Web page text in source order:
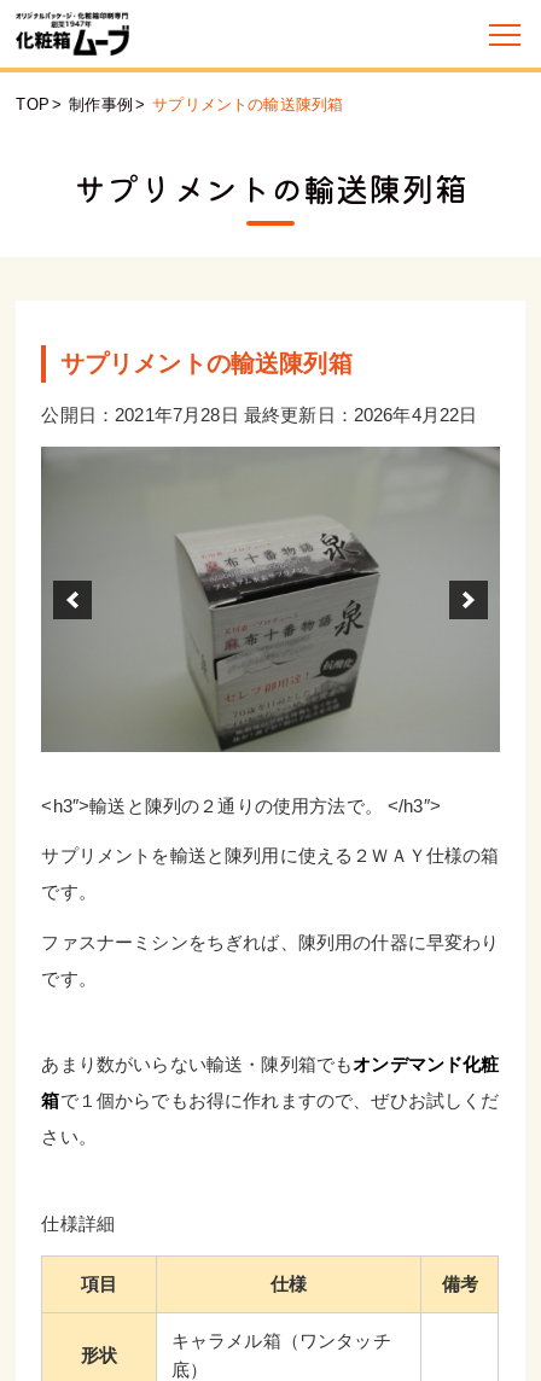
TOP > 制作事例 > サプリメントの輸送陳列箱
サプリメントの輸送陳列箱
サプリメントの輸送陳列箱
公開日：2021年7月28日 最終更新日：2026年4月22日
<h3″>輸送と陳列の２通りの使用方法で。 </h3″>
サプリメントを輸送と陳列用に使える２ＷＡＹ仕様の箱
です。
ファスナーミシンをちぎれば、陳列用の什器に早変わり
です。
あまり数がいらない輸送・陳列箱でもオンデマンド化粧
箱で１個からでもお得に作れますので、ぜひお試しくだ
さい。
仕様詳細
項目 仕様 備考
形状
キャラメル箱（ワンタッチ
底）